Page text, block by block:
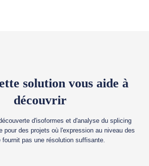
solution vous aide à
découvrir
d'isoformes et d'analyse du splicing
pour des projets où l'expression au niveau des
fournit pas une résolution suffisante.